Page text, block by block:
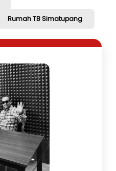
Rumah TB Simatupang